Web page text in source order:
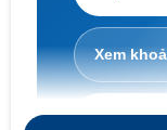
Xem
Laptop